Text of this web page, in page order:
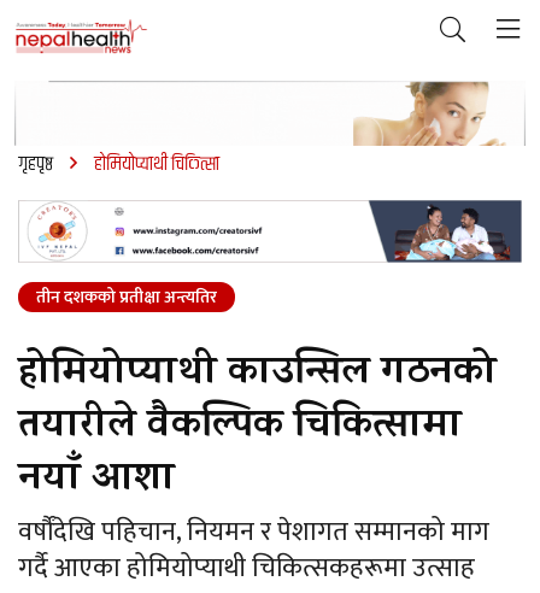
गृहपृष्ठ होमियोप्याथी चिकित्सा
तीन दशकको प्रतीक्षा अन्त्यतिर
होमियोप्याथी काउन्सिल गठनको
तयारीले वैकल्पिक चिकित्सामा
नयाँ आशा
वर्षौंदेखि पहिचान, नियमन र पेशागत सम्मानको माग
गर्दै आएका होमियोप्याथी चिकित्सकहरूमा उत्साह